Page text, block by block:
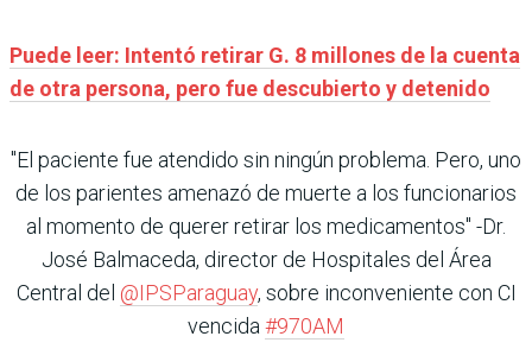
Puede leer: Intentó retirar G. 8 millones de la cuenta
de otra persona, pero fue descubierto y detenido
"El paciente fue atendido sin ningún problema. Pero, uno
de los parientes amenazó de muerte a los funcionarios
al momento de querer retirar los medicamentos" -Dr.
José Balmaceda, director de Hospitales del Área
Central del @IPSParaguay, sobre inconveniente con CI
vencida #970AM